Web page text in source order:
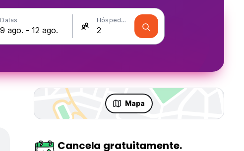
Datas Hóspedes
Mapa
Cancela gratuitamente.